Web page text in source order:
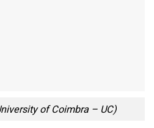
of Coimbra – UC)